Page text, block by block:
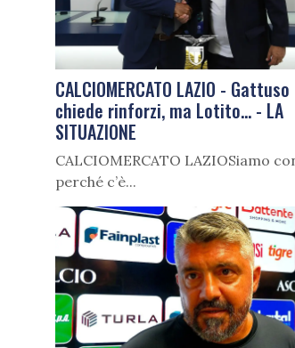
CALCIOMERCATO LAZIO - Gattuso
chiede rinforzi, ma Lotito... - LA
SITUAZIONE
CALCIOMERCATO LAZIOSiamo
perché c’è...